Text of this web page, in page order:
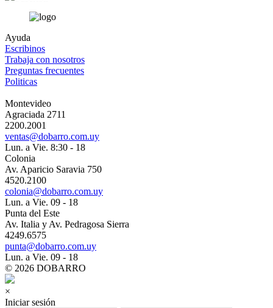
Ayuda
Escribinos
Trabaja con nosotros
Preguntas frecuentes
Politicas
Montevideo
Agraciada 2711
2200.2001
ventas@dobarro.com.uy
Lun. a Vie. 8:30 - 18
Colonia
Av. Aparicio Saravia 750
4520.2100
colonia@dobarro.com.uy
Lun. a Vie. 09 - 18
Punta del Este
Av. Italia y Av. Pedragosa Sierra
4249.6575
punta@dobarro.com.uy
Lun. a Vie. 09 - 18
© 2026 DOBARRO
×
Iniciar sesión